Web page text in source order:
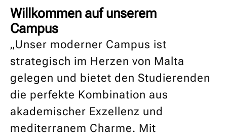
Willkommen auf unserem
Campus
„Unser moderner Campus ist
strategisch im Herzen von Malta
gelegen und bietet den Studierenden
die perfekte Kombination aus
akademischer Exzellenz und
mediterranem Charme. Mit